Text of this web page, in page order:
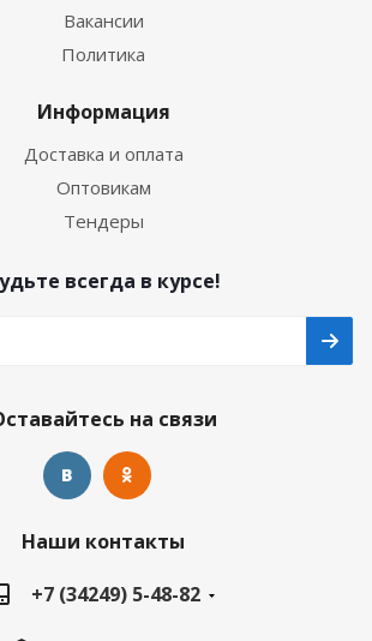
Вакансии
Политика
Информация
Доставка и оплата
Оптовикам
Тендеры
всегда в курсе!
на связи
Наши контакты
+7 (34249) 5-48-82